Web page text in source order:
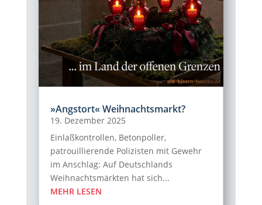
»Angstort« Weihnachtsmarkt?
19. Dezember 2025
Einlaßkontrollen, Betonpoller,
patrouillierende Polizisten mit Gewehr
im Anschlag: Auf Deutschlands
Weihnachtsmärkten hat sich...
MEHR LESEN